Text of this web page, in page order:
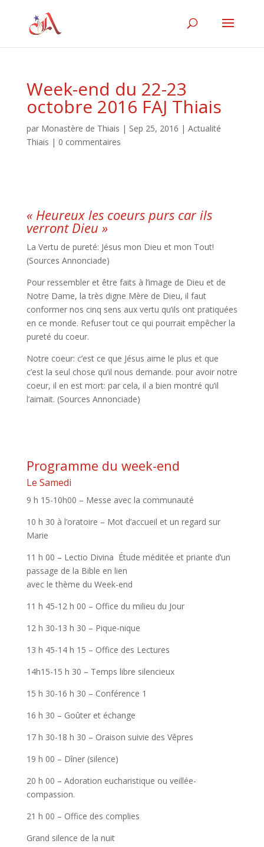
Week-end du 22-23
octobre 2016 FAJ Thiais
par Monastère de Thiais | Sep 25, 2016 | Actualité
Thiais | 0 commentaires
« Heureux les coeurs purs car ils
verront Dieu »
La Vertu de pureté: Jésus mon Dieu et mon Tout!
(Sources Annonciade)
Pour ressembler et être faits à l’image de Dieu et de
Notre Dame, la très digne Mère de Dieu, il faut
conformer nos cinq sens aux vertu qu’ils ont pratiquées
en ce monde. Refuser tout ce qui pourrait empêcher la
pureté du coeur.
Notre coeur: c’est ce que Jésus aime le plus et que
c’est la seul chose qu’il nous demande. pour avoir notre
coeur, il en est mort: par cela, il a bien montré qu’il
l’aimait. (Sources Annonciade)
Programme du week-end
Le Samedi
9 h 15-10h00 – Messe avec la communauté
10 h 30 à l’oratoire – Mot d’accueil et un regard sur
Marie
11 h 00 – Lectio Divina Étude méditée et priante d’un
passage de la Bible en lien
avec le thème du Week-end
11 h 45-12 h 00 – Office du milieu du Jour
12 h 30-13 h 30 – Pique-nique
13 h 45-14 h 15 – Office des Lectures
14h15-15 h 30 – Temps libre silencieux
15 h 30-16 h 30 – Conférence 1
16 h 30 – Goûter et échange
17 h 30-18 h 30 – Oraison suivie des Vêpres
19 h 00 – Dîner (silence)
20 h 00 – Adoration eucharistique ou veillée-
compassion.
21 h 00 – Office des complies
Grand silence de la nuit